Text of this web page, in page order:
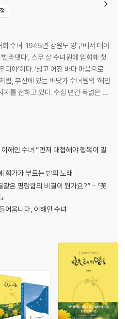
수녀. 1945년 강원도 양구에서 태어
라뎃다’, 스무 살 수녀원에 입회해 첫
디아’이다. ‘넓고 어진 바다 마음으로
럼, 부산에 있는 바닷가 수녀원의 ‘해인
지를 전하고 있다. 수십 년간 폭넓은 독
시는 교과서에도 여러 편 수록되어 있
새겨져 있다. 수도자로서의
해인 수녀 “먼저 대접해야 행복이 밀
화가가 부르는 밭의 노래
은 명랑함의 비결이 뭔가요?” - 『꽃
어옵니다, 이해인 수녀